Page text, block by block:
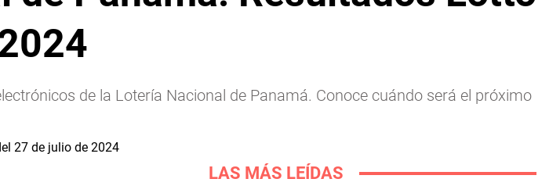
de la Lotería Nacional de Panamá. Conoce cuándo será el próximo
LAS MÁS LEÍDAS